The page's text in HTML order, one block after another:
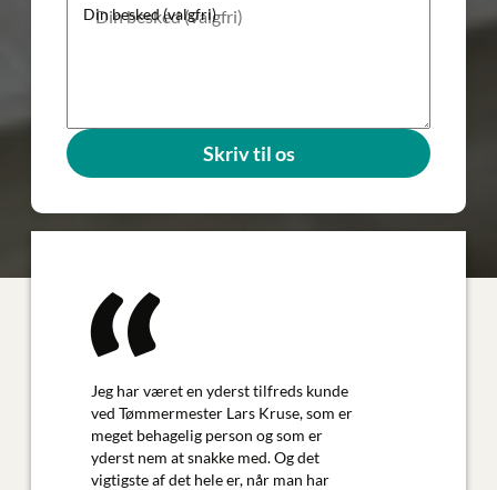
Din besked (valgfri)
Skriv til os
Jeg har været en yderst tilfreds kunde
ved Tømmermester Lars Kruse, som er
meget behagelig person og som er
yderst nem at snakke med. Og det
vigtigste af det hele er, når man har